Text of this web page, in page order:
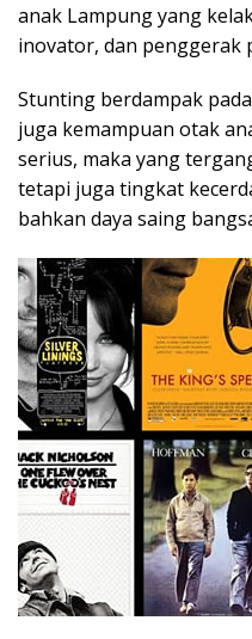
anak Lampung yang
inovator, dan penggerak
Stunting berdampak
juga kemampuan otak
serius, maka yang
tetapi juga tingkat
bahkan daya saing